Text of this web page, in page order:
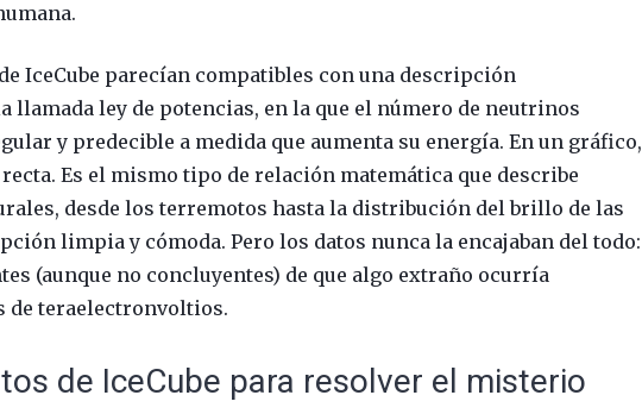
IceCube parecían compatibles con una descripción
llamada ley de potencias, en la que el número de neutrinos
y predecible a medida que aumenta su energía. En un gráfico,
Es el mismo tipo de relación matemática que describe
desde los terremotos hasta la distribución del brillo de las
limpia y cómoda. Pero los datos nunca la encajaban del todo:
(aunque no concluyentes) de que algo extraño ocurría
de teraelectronvoltios.
de IceCube para resolver el misterio